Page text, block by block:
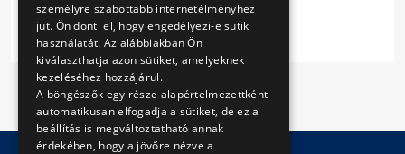
Következő
személyre szabottabb internetélményhez
jut. Ön dönti el, hogy engedélyezi-e sütik
használatát. Az alábbiakban Ön
kiválaszthatja azon sütiket, amelyeknek
kezeléséhez hozzájárul.
A böngészők egy része alapértelmezettként
automatikusan elfogadja a sütiket, de ez a
beállítás is megváltoztatható annak
érdekében, hogy a jövőre nézve a